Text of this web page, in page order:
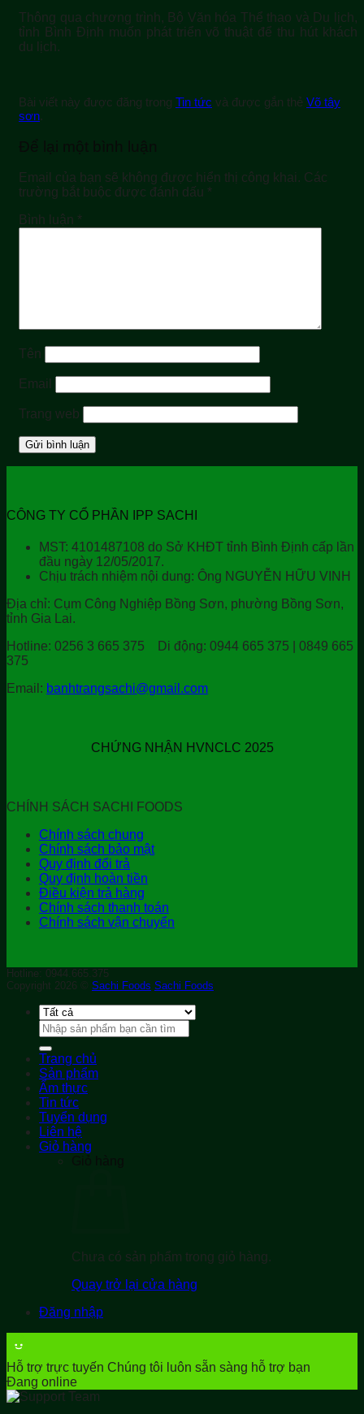
Thông qua chương trình, Bộ Văn hóa Thể thao và Du lịch,
tỉnh Bình Định muốn phát triển võ thuật để thu hút khách
du lịch.
Bài viết này được đăng trong Tin tức và được gắn thẻ Võ tây
sơn.
Để lại một bình luận
Email của bạn sẽ không được hiển thị công khai. Các
trường bắt buộc được đánh dấu *
Bình luận *
Tên
Email
Trang web
CÔNG TY CỔ PHẦN IPP SACHI
MST: 4101487108 do Sở KHĐT tỉnh Bình Định cấp lần
đầu ngày 12/05/2017.
Chịu trách nhiệm nội dung: Ông NGUYỄN HỮU VINH
Địa chỉ: Cụm Công Nghiệp Bồng Sơn, phường Bồng Sơn,
tỉnh Gia Lai.
Hotline: 0256 3 665 375 Di động: 0944 665 375 | 0849 665
375
Email: banhtrangsachi@gmail.com
CHỨNG NHẬN HVNCLC 2025
CHÍNH SÁCH SACHI FOODS
Chính sách chung
Chính sách bảo mật
Quy định đổi trả
Quy định hoàn tiền
Điều kiện trả hàng
Chính sách thanh toán
Chính sách vận chuyển
Hotline: 0944.665.375
Copyright 2026 © Sachi Foods Sachi Foods
Tìm
kiếm:
Trang chủ
Sản phẩm
Ẩm thực
Tin tức
Tuyển dụng
Liên hệ
Giỏ hàng
Giỏ hàng
Chưa có sản phẩm trong giỏ hàng.
Quay trở lại cửa hàng
Đăng nhập
Hỗ trợ trực tuyến Chúng tôi luôn sẵn sàng hỗ trợ bạn
Đang online